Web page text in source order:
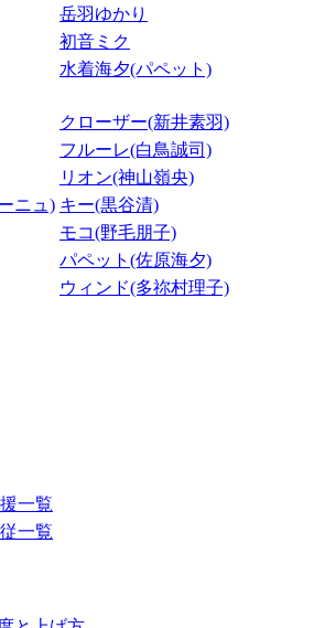
岳羽ゆかり
初音ミク
水着海夕(パペット)
クローザー(新井素羽)
フルーレ(白鳥誠司)
リオン(神山嶺央)
ニュ) キー(黒谷清)
モコ(野毛朋子)
パペット(佐原海夕)
ウィンド(多祢村理子)
一覧
一覧